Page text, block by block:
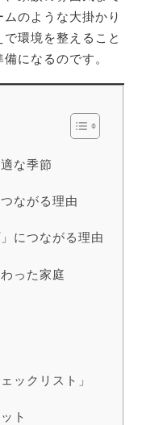
のような大掛かり
環境を整えること
になるのです。
な季節
ながる理由
につながる理由
った家庭
ックリスト」
ト